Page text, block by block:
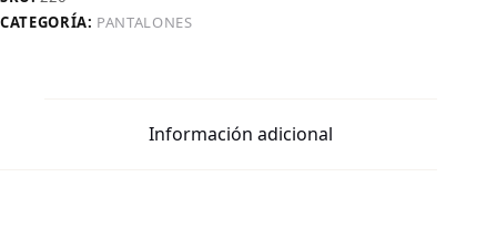
CATEGORÍA: PANTALONES
Información adicional